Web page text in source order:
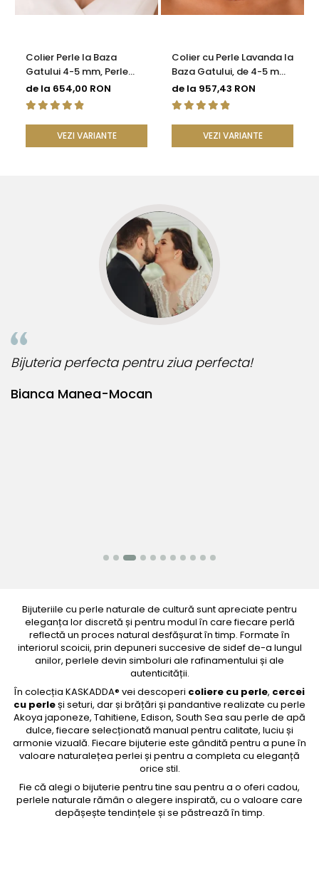
Colier Perle la Baza
Gatului 4-5 mm, Perle
Rare, Calitate AAA+,
Argint 925 | KASKADDA®
de la 654,00 RON
VEZI VARIANTE
Colier cu Perle Lavanda la
Baza Gatului, de 4-5 mm,
Perle Rare, Calitate AAA+,
Aur 14K | KASKADDA®
de la 957,43 RON
VEZI VARIANTE
Bianca Manea-Mocan
Bijuteria perfecta pentru ziua perfecta!
Bijuteriile cu perle naturale de cultură sunt apreciate pentru
eleganța lor discretă și pentru modul în care fiecare perlă
reflectă un proces natural desfășurat în timp. Formate în
interiorul scoicii, prin depuneri succesive de sidef de-a lungul
anilor, perlele devin simboluri ale rafinamentului și ale
autenticității.
În colecția KASKADDA® vei descoperi coliere cu perle, cercei
cu perleși seturi, dar și brățări și pandantive realizate cu perle
Akoya japoneze, Tahitiene, Edison, South Sea sau perle de apă
dulce, fiecare selecționată manual pentru calitate, luciu și
armonie vizuală. Fiecare bijuterie este gândită pentru a pune în
valoare naturalețea perlei și pentru a completa cu eleganță
orice stil.
Fie că alegi o bijuterie pentru tine sau pentru a o oferi cadou,
perlele naturale rămân o alegere inspirată, cu o valoare care
depășește tendințele și se păstrează în timp.